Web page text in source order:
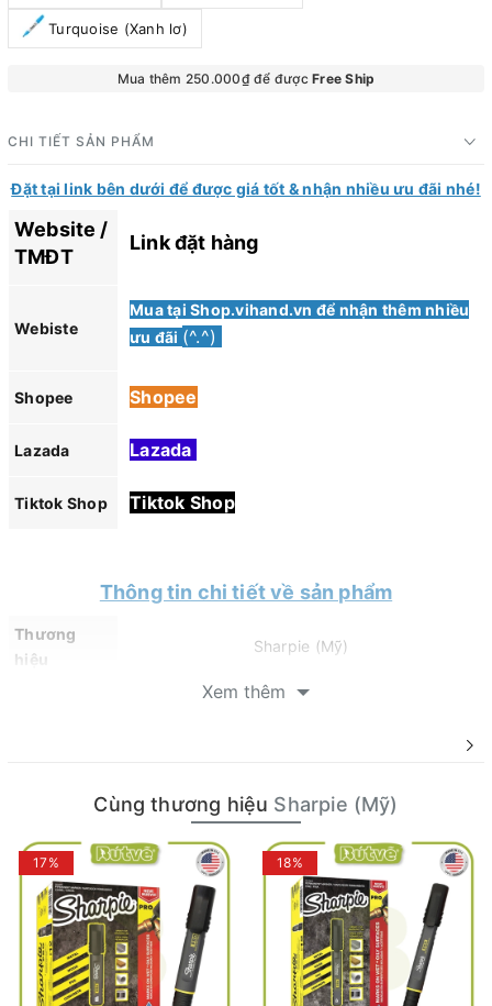
Turquoise (Xanh lơ)
Mua thêm 250.000₫ để đượcFree Ship
CHI TIẾT SẢN PHẨM
Đặt tại link bên dưới để được giá tốt & nhận nhiều ưu đãi nhé!
Website /
TMĐT
Link đặt hàng
Webiste
Mua tại Shop.vihand.vn để nhận thêm nhiều
ưu đãi (^.^)
Shopee Shopee
Lazada Lazada
Tiktok Shop Tiktok Shop
Thông tin chi tiết về sản phẩm
Thương
hiệu
Sharpie (Mỹ)
8 màu sắc
Bút lông dầu ngòi vát
Ứng dụng Đánh dấu và vẽ trên nhiều chất liệu
Giới thiệu về thương hiệu bút Sharpie
(Mỹ)
Xem thêm
Cùng thương hiệu Sharpie (Mỹ)
17% 18%